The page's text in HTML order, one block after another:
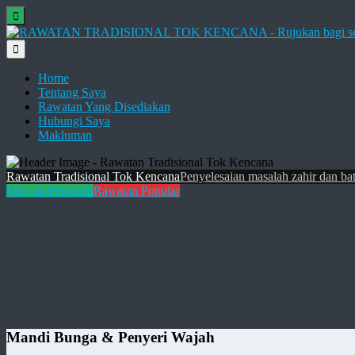
Home
Tentang Saya
Rawatan Yang Disediakan
Hubungi Saya
Makluman
Rawatan Tradisional Tok KencanaPenyelesaian masalah zahir dan
Minyak PengasihRawatan Popular
Mandi Bunga & Penyeri Wajah